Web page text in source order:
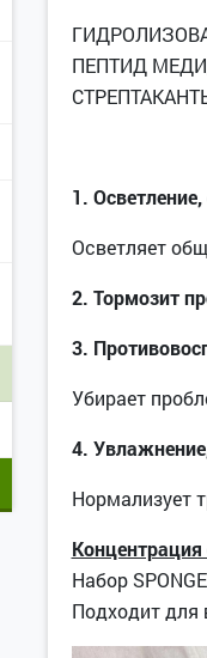
ПЕПТИД
1.
Осветляет
2. Тормозит
3.
Убирает
4.
Нормализует
Набор
Подходитдля